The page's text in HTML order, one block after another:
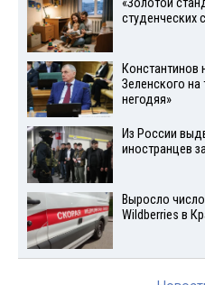
студенческих
Константинов
Зеленского
негодяя»
Из России
иностранцев
Выросло
Wildberries в